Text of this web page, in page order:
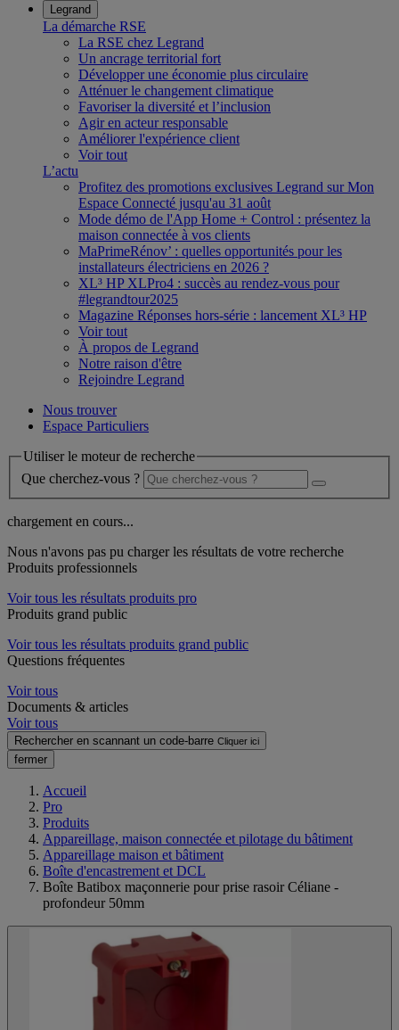
Legrand
La démarche RSE
La RSE chez Legrand
Un ancrage territorial fort
Développer une économie plus circulaire
Atténuer le changement climatique
Favoriser la diversité et l’inclusion
Agir en acteur responsable
Améliorer l'expérience client
Voir tout
L’actu
Profitez des promotions exclusives Legrand sur Mon
Espace Connecté jusqu'au 31 août
Mode démo de l'App Home + Control : présentez la
maison connectée à vos clients
MaPrimeRénov’ : quelles opportunités pour les
installateurs électriciens en 2026 ?
XL³ HP XLPro4 : succès au rendez-vous pour
#legrandtour2025
Magazine Réponses hors-série : lancement XL³ HP
Voir tout
À propos de Legrand
Notre raison d'être
Rejoindre Legrand
Nous trouver
Espace Particuliers
Utiliser le moteur de recherche
Que cherchez-vous ?
chargement en cours...
Nous n'avons pas pu charger les résultats de votre recherche
Produits professionnels
Voir tous les résultats produits pro
Produits grand public
Voir tous les résultats produits grand public
Questions fréquentes
Voir tous
Documents & articles
Voir tous
Rechercher en scannant un code-barre Cliquer ici
fermer
Accueil
Pro
Produits
Appareillage, maison connectée et pilotage du bâtiment
Appareillage maison et bâtiment
Boîte d'encastrement et DCL
Boîte Batibox maçonnerie pour prise rasoir Céliane -
profondeur 50mm